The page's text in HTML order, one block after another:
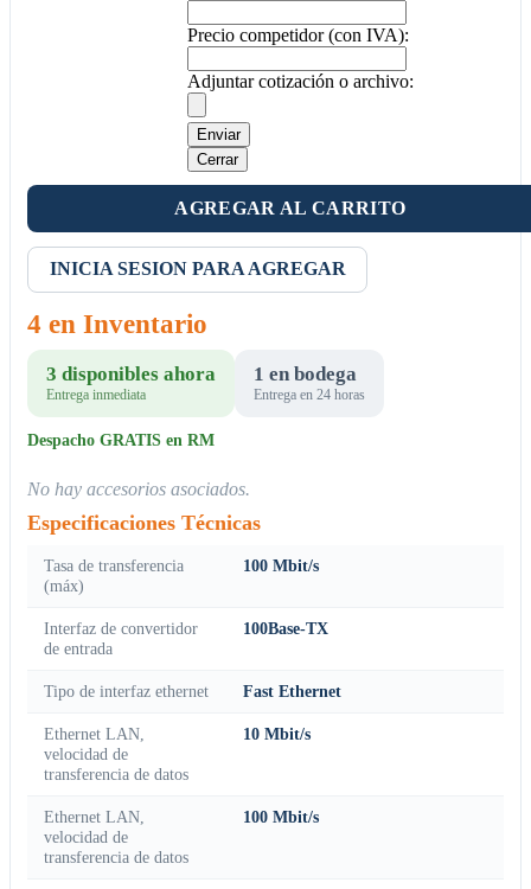
Precio competidor (con IVA):
Adjuntar cotización o archivo:
Enviar
Cerrar
AGREGAR AL CARRITO
INICIA SESION PARA AGREGAR
4 en Inventario
3 disponibles ahora
Entrega inmediata
1 en bodega
Entrega en 24 horas
Despacho GRATIS en RM
No hay accesorios asociados.
Especificaciones Técnicas
Tasa de transferencia
(máx)
100 Mbit/s
Interfaz de convertidor
de entrada
100Base-TX
Tipo de interfaz ethernet Fast Ethernet
Ethernet LAN,
velocidad de
transferencia de datos
10 Mbit/s
Ethernet LAN,
velocidad de
transferencia de datos
100 Mbit/s